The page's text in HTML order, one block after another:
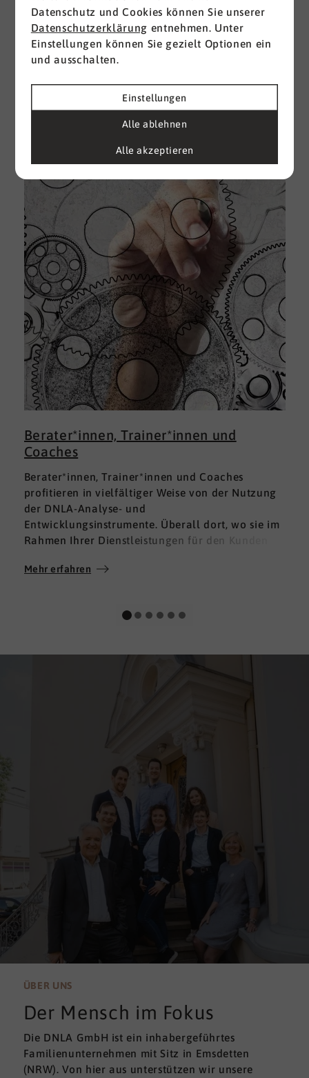
Berater*innen, Trainer*innen und
Coaches
Berater*innen, Trainer*innen und Coaches
profitieren in vielfältiger Weise von der Nutzung
der DNLA-Analyse- und
Entwicklungsinstrumente. Überall dort, wo sie im
Rahmen Ihrer Dienstleistungen für den Kunden
Soft Skills brauchen, finden sie in DNLA den
Mehr erfahren
ÜBER UNS
Der Mensch im Fokus
Die DNLA GmbH ist ein inhabergeführtes
Familienunternehmen mit Sitz in Emsdetten
(NRW). Von hier aus unterstützen wir unsere
Datenschutz und Cookies können Sie unserer
Datenschutzerklärung entnehmen. Unter
Einstellungen können Sie gezielt Optionen ein
und ausschalten.
Einstellungen
Alle ablehnen
Alle akzeptieren